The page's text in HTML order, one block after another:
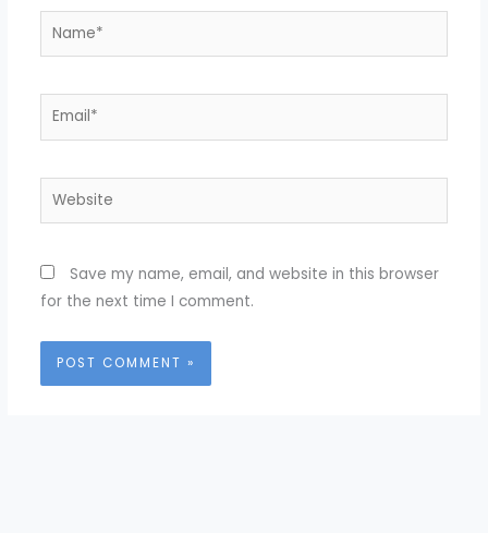
Name*
Email*
Website
Save my name, email, and website in this browser
for the next time I comment.